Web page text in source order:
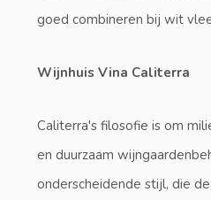
goed combineren bij wit
Wijnhuis Vina Caliterra
Caliterra's filosofie is om
en duurzaam
onderscheidende stijl, die